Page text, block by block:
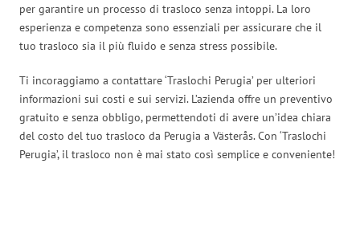
per garantire un processo di trasloco senza intoppi. La loro
esperienza e competenza sono essenziali per assicurare che il
tuo trasloco sia il più fluido e senza stress possibile.
Ti incoraggiamo a contattare ‘Traslochi Perugia’ per ulteriori
informazioni sui costi e sui servizi. L’azienda offre un preventivo
gratuito e senza obbligo, permettendoti di avere un’idea chiara
del costo del tuo trasloco da Perugia a Västerås. Con ‘Traslochi
Perugia’, il trasloco non è mai stato così semplice e conveniente!